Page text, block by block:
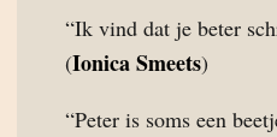
“Ik vind dat je beter
(Ionica Smeets)
“Peter is soms een